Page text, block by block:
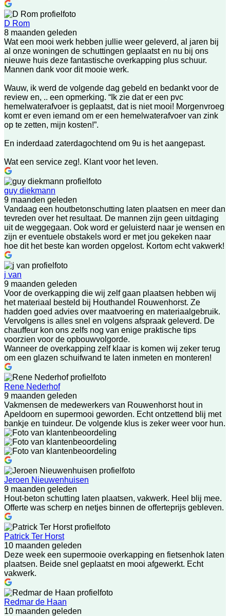
D Rom
8 maanden geleden
Wat een mooi werk hebben jullie weer geleverd, al jaren bij
al onze woningen de schuttingen geplaatst en nu bij ons
nieuwe huis deze fantastische overkapping plus schuur.
Mannen dank voor dit mooie werk.
Wauw, ik werd de volgende dag gebeld en bedankt voor de
review en, .. een opmerking. “Ik zie dat er een pvc
hemelwaterafvoer is geplaatst, dat is niet mooi! Morgenvroeg
komt er even iemand om er een hemelwaterafvoer van zink
op te zetten, mijn kosten!”.
En inderdaad zaterdagochtend om 9u is het aangepast.
Wat een service zeg!. Klant voor het leven.
guy diekmann
9 maanden geleden
Vandaag een houtbetonschutting laten plaatsen en meer dan
tevreden over het resultaat. De mannen zijn geen uitdaging
uit de weggegaan. Ook word er geluisterd naar je wensen en
zijn er eventuele obstakels word er met jou gekeken naar
hoe dit het beste kan worden opgelost. Kortom echt vakwerk!
j van
9 maanden geleden
Voor de overkapping die wij zelf gaan plaatsen hebben wij
het materiaal besteld bij Houthandel Rouwenhorst. Ze
hadden goed advies over maatvoering en materiaalgebruik.
Vervolgens is alles snel en volgens afspraak geleverd. De
chauffeur kon ons zelfs nog van enige praktische tips
voorzien voor de opbouwvolgorde.
Wanneer de overkapping zelf klaar is komen wij zeker terug
om een glazen schuifwand te laten inmeten en monteren!
Rene Nederhof
9 maanden geleden
Vakmensen de medewerkers van Rouwenhorst hout in
Apeldoorn en supermooi geworden. Echt ontzettend blij met
bankje en tuindeur. De volgende klus is zeker weer voor hun.
Jeroen Nieuwenhuisen
9 maanden geleden
Hout-beton schutting laten plaatsen, vakwerk. Heel blij mee.
Offerte was scherp en netjes binnen de offerteprijs gebleven.
Patrick Ter Horst
10 maanden geleden
Deze week een supermooie overkapping en fietsenhok laten
plaatsen. Beide snel geplaatst en mooi afgewerkt. Echt
vakwerk.
Redmar de Haan
10 maanden geleden